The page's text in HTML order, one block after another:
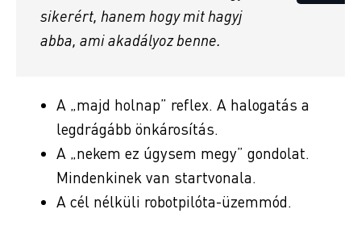
sikerért, hanem hogy mit hagyj
abba, ami akadályoz benne.
A „majd holnap” reflex. A halogatás a
legdrágább önkárosítás.
A „nekem ez úgysem megy” gondolat.
Mindenkinek van startvonala.
A cél nélküli robotpilóta-üzemmód.